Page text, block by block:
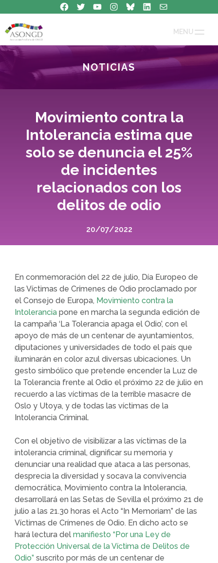
al
contenido
Síguenos en Facebook
Síguenos en Twitter
Síguenos en Youtube
Síguenos en Instagram
Bluesky
Síguenos en Linkedin
contacto
MENU
NOTICIAS
Movimiento contra la
Intolerancia estima que
solo se denuncia el 25%
de incidentes
relacionados con los
delitos de odio
20/07/2022
En conmemoración del 22 de julio, Día Europeo de
las Víctimas de Crímenes de Odio proclamado por
el Consejo de Europa, Movimiento contra la
Intolerancia pone en marcha la segunda edición de
la campaña ‘La Tolerancia apaga el Odio’, con el
apoyo de más de un centenar de ayuntamientos,
diputaciones y universidades de todo el país que
iluminarán en color azul diversas ubicaciones. Un
gesto simbólico que pretende encender la Luz de
la Tolerancia frente al Odio el próximo 22 de julio en
recuerdo a las víctimas de la terrible masacre de
Oslo y Utoya, y de todas las víctimas de la
Intolerancia Criminal.
Con el objetivo de visibilizar a las víctimas de la
intolerancia criminal, dignificar su memoria y
denunciar una realidad que ataca a las personas,
desprecia la diversidad y socava la convivencia
democrática, Movimiento contra la Intolerancia,
desarrollará en las Setas de Sevilla el próximo 21 de
julio a las 21.30 horas el Acto “In Memoriam” de las
Víctimas de Crímenes de Odio. En dicho acto se
hará lectura del manifiesto “Por una Ley de
Protección Universal de la Víctima de Delitos de
Odio” suscrito por más de un centenar de